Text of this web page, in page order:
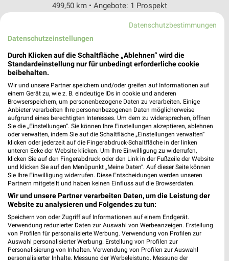
499,50 km • Angebote: 1 Prospekt
Saturn Köln Weiden
50858 Köln - Weiden
485,32 km • Angebote: 1 Prospekt
MediaMarkt Saturn Köln-Marsdorf
Max-Planck-Str. 24
50858 Köln-Marsdorf
Heute 10:00 - 19:00 Uhr | Schließt in 14 Min.
485,27 km • Angebote: 1 Prospekt
MediaMarkt Saturn Hürth
Hürth-Park L056
50354 Hürth
Heute 10:00 - 19:00 Uhr | Schließt in 14 Min.
Datenschutzbestimmungen
Datenschutzeinstellungen
Durch Klicken auf die Schaltfläche „Ablehnen“ wird die
Standardeinstellung nur für unbedingt erforderliche cookie
beibehalten.
Wir und unsere Partner speichern und/oder greifen auf Informationen auf
einem Gerät zu, wie z. B. eindeutige IDs in cookie und anderen
Browserspeichern, um personenbezogene Daten zu verarbeiten. Einige
Anbieter verarbeiten Ihre personenbezogenen Daten möglicherweise
aufgrund eines berechtigten Interesses. Um dem zu widersprechen, öffnen
Sie die „Einstellungen“. Sie können Ihre Einstellungen akzeptieren, ablehnen
oder verwalten, indem Sie auf die Schaltfläche „Einstellungen verwalten“
klicken oder jederzeit auf die Fingerabdruck-Schaltfläche in der linken
unteren Ecke der Website klicken. Um Ihre Einwilligung zu widerrufen,
klicken Sie auf den Fingerabdruck oder den Link in der Fußzeile der Website
und klicken Sie auf den Menüpunkt „Meine Daten“. Auf dieser Seite können
Sie Ihre Einwilligung widerrufen. Diese Entscheidungen werden unseren
Partnern mitgeteilt und haben keinen Einfluss auf die Browserdaten.
Wir und unsere Partner verarbeiten Daten, um die Leistung der
Website zu analysieren und Folgendes zu tun:
Speichern von oder Zugriff auf Informationen auf einem Endgerät.
Verwendung reduzierter Daten zur Auswahl von Werbeanzeigen. Erstellung
von Profilen für personalisierte Werbung. Verwendung von Profilen zur
Auswahl personalisierter Werbung. Erstellung von Profilen zur
Personalisierung von Inhalten. Verwendung von Profilen zur Auswahl
personalisierter Inhalte. Messung der Werbeleistung. Messung der